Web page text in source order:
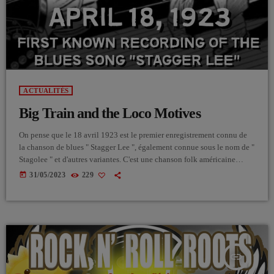
ACTUALITÉS
Big Train and the Loco Motives
On pense que le 18 avril 1923 est le premier enregistrement connu de
la chanson de blues " Stagger Lee ", également connue sous le nom de "
Stagolee " et d'autres variantes. C'est une chanson folk américaine
populaire sur le meurtre de Billy Lyons par "Stag" Lee Shelton, à St.
today 31/05/2023 229
insert_link